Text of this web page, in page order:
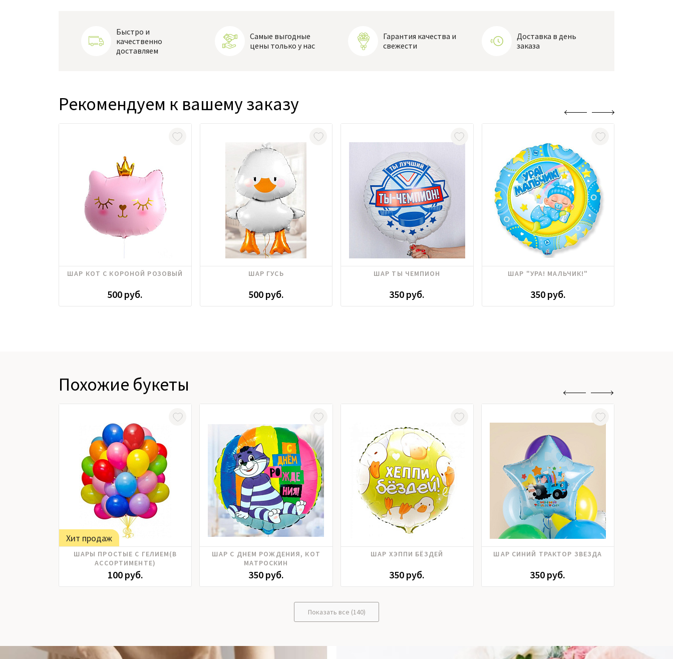
Быстро и
качественно
доставляем
Самые выгодные
цены только у нас
Гарантия качества и
свежести
Доставка в день
заказа
Рекомендуем к вашему заказу
ШАР КОТ С КОРОНОЙ РОЗОВЫЙ
500 руб.
ШАР ГУСЬ
500 руб.
ШАР ТЫ ЧЕМПИОН
350 руб.
ШАР "УРА! МАЛЬЧИК!"
350 руб.
Похожие букеты
Хит продаж
ШАРЫ ПРОСТЫЕ С ГЕЛИЕМ(В
АССОРТИМЕНТЕ)
100 руб.
ШАР С ДНЕМ РОЖДЕНИЯ, КОТ
МАТРОСКИН
350 руб.
ШАР ХЭППИ БЁЗДЕЙ
350 руб.
ШАР СИНИЙ ТРАКТОР ЗВЕЗДА
350 руб.
Показать все (140)